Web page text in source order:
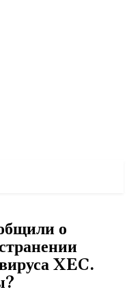
о
XEC.